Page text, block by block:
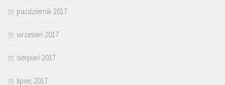
październik 2017
wrzesień 2017
sierpień 2017
lipiec 2017